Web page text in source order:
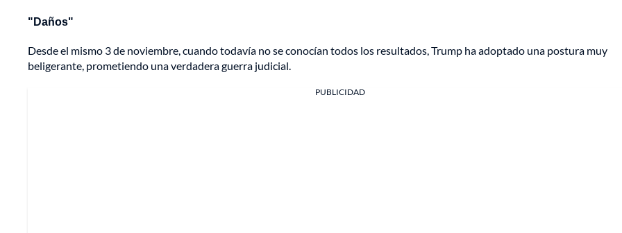
"Daños"
Desde el mismo 3 de noviembre, cuando todavía no se conocían todos los resultados, Trump ha adoptado una postura muy
beligerante, prometiendo una verdadera guerra judicial.
PUBLICIDAD